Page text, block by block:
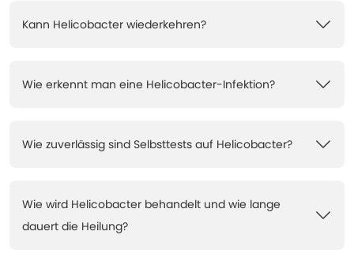
Kann Helicobacter wiederkehren?
Wie erkennt man eine Helicobacter-Infektion?
Wie zuverlässig sind Selbsttests auf Helicobacter?
Wie wird Helicobacter behandelt und wie lange
dauert die Heilung?